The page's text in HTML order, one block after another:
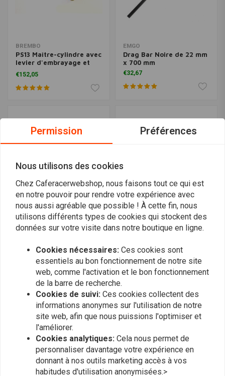
BREMBO
PS13 Maître-cylindre avec
levier d'embrayage et
pompe
€152,05
EMGO
Drag Bar Noire de 22 mm
x 700 mm
€32,67
Interrupteur de guidon
Café Racer universel
Miroir rond de 3 pouces -
long / court et noir /
Permission Préférences
Nous utilisons des cookies
Chez Caferacerwebshop, nous faisons tout ce qui est
en notre pouvoir pour rendre votre expérience avec
nous aussi agréable que possible ! À cette fin, nous
utilisons différents types de cookies qui stockent des
données sur votre visite dans notre boutique en ligne.
Cookies nécessaires: Ces cookies sont
essentiels au bon fonctionnement de notre site
web, comme l'activation et le bon fonctionnement
de la barre de recherche.
Cookies de suivi: Ces cookies collectent des
informations anonymes sur l'utilisation de notre
site web, afin que nous puissions l'optimiser et
l'améliorer.
Cookies analytiques: Cela nous permet de
personnaliser davantage votre expérience en
donnant à nos outils marketing accès à vos
habitudes d'utilisation anonymisées.>